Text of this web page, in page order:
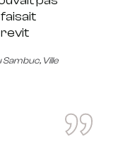
revit
Sambuc, Ville